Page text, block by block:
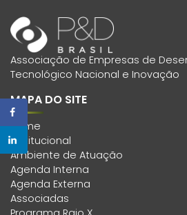
Associação de Empresas de
Tecnológico Nacional e Inovação
MAPA DO SITE
Home
Institucional
Ambiente de Atuação
Agenda Interna
Agenda Externa
Associadas